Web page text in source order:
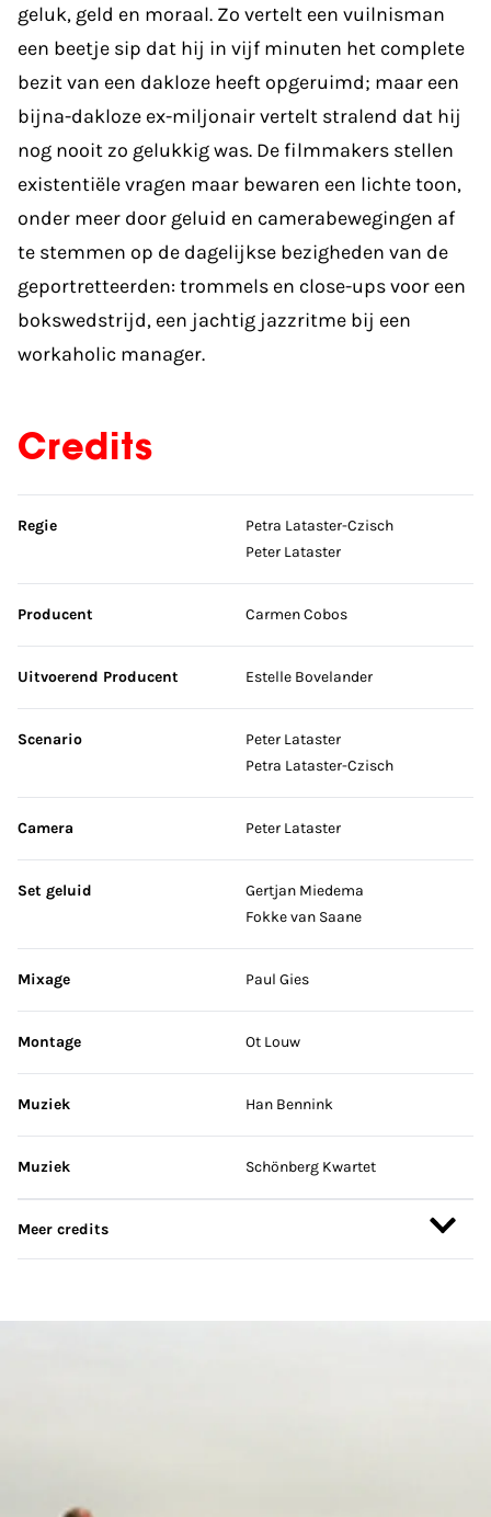
geluk, geld en moraal. Zo vertelt een vuilnisman
een beetje sip dat hij in vijf minuten het complete
bezit van een dakloze heeft opgeruimd; maar een
bijna-dakloze ex-miljonair vertelt stralend dat hij
nog nooit zo gelukkig was. De filmmakers stellen
existentiële vragen maar bewaren een lichte toon,
onder meer door geluid en camerabewegingen af
te stemmen op de dagelijkse bezigheden van de
geportretteerden: trommels en close-ups voor een
bokswedstrijd, een jachtig jazzritme bij een
workaholic manager.
Credits
Sla credits over
Regie
Petra Lataster-Czisch
Peter Lataster
Producent Carmen Cobos
Uitvoerend Producent Estelle Bovelander
Scenario
Peter Lataster
Petra Lataster-Czisch
Camera Peter Lataster
Set geluid
Gertjan Miedema
Fokke van Saane
Mixage Paul Gies
Montage Ot Louw
Muziek Han Bennink
Muziek Schönberg Kwartet
Meer credits